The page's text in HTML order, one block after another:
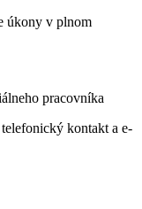
úkony v plnom
pracovníka
kontakt a e-